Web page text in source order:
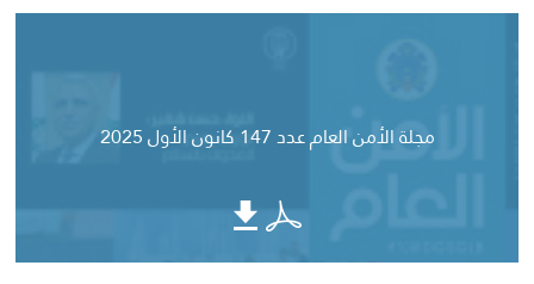
مجلة الأمن العام عدد 147 كانون الأول 2025